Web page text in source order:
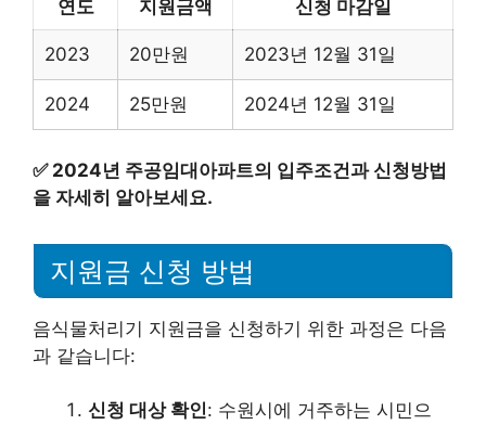
연도 지원금액 신청 마감일
2023 20만원 2023년 12월 31일
2024 25만원 2024년 12월 31일
✅ 2024년 주공임대아파트의 입주조건과 신청방법
을 자세히 알아보세요.
지원금 신청 방법
음식물처리기 지원금을 신청하기 위한 과정은 다음
과 같습니다:
신청 대상 확인: 수원시에 거주하는 시민으